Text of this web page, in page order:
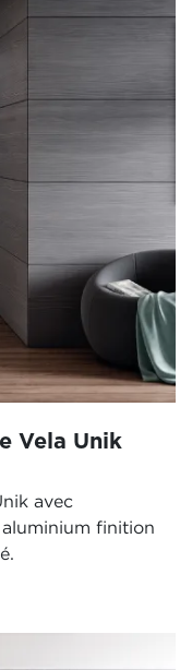
Vela Unik
avec
finition